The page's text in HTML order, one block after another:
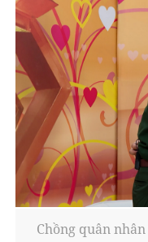
Chồng quân nhân